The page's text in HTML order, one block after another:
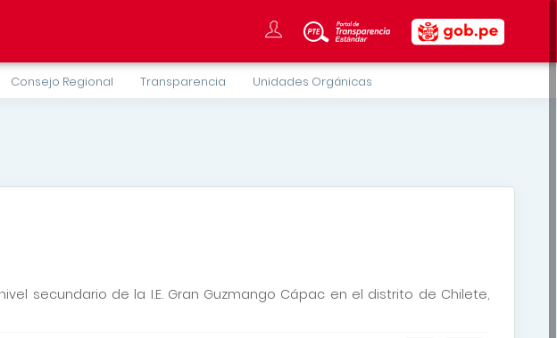
Consejo Regional Transparencia Unidades Orgánicas
secundario de la I.E. Gran Guzmango Cápac en el distrito de Chilete,